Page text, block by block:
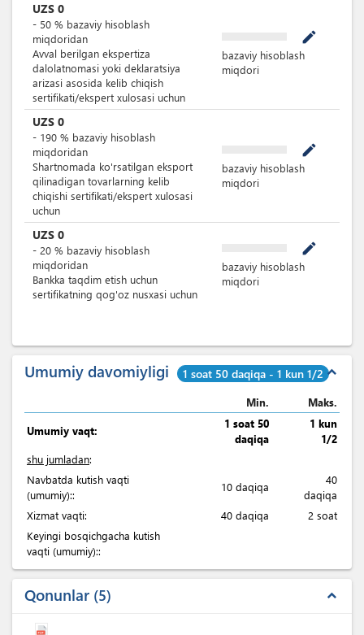
UZS 0
- 50 % bazaviy hisoblash
miqdoridan
Avval berilgan ekspertiza
dalolatnomasi yoki deklaratsiya
arizasi asosida kelib chiqish
sertifikati/ekspert xulosasi uchun
mode_edit
bazaviy hisoblash
miqdori
UZS 0
- 190 % bazaviy hisoblash
miqdoridan
Shartnomada ko'rsatilgan eksport
qilinadigan tovarlarning kelib
chiqishi sertifikati/ekspert xulosasi
uchun
mode_edit
bazaviy hisoblash
miqdori
UZS 0
- 20 % bazaviy hisoblash
miqdoridan
Bankka taqdim etish uchun
sertifikatning qog'oz nusxasi uchun
mode_edit
bazaviy hisoblash
miqdori
Umumiy davomiyligi 1 soat 50 daqiqa - 1 kun 1/2 expand_less
Min. Maks.
Umumiy vaqt:
1 soat 50
daqiqa
1 kun
1/2
shu jumladan:
Navbatda kutish vaqti
(umumiy)::
10 daqiqa
40
daqiqa
Xizmat vaqti:
40 daqiqa
2 soat
Keyingi bosqichgacha kutish
vaqti (umumiy)::
Qonunlar 5 expand_less